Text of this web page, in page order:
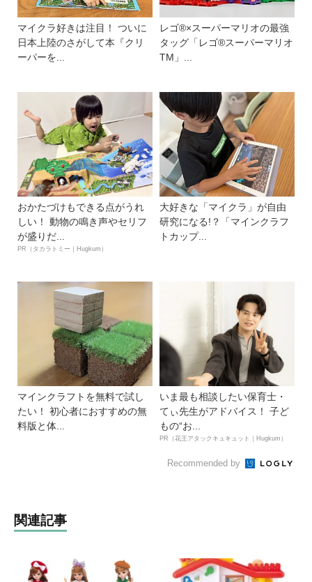
マイクラ好きは注目！ ついに
日本上陸のさがして本『クリ
ーパーを...
レゴ®×スーパーマリオの最強
タッグ「レゴ®スーパーマリオ
TM」...
おかたづけもできる点がうれ
しい！ 動物の鳴き声やセリフ
が盛りだ...
PR（タカラトミー｜Hugkum）
大好きな「マイクラ」が自由
研究になる!？「マインクラフ
トカップ...
マインクラフトを無料で試し
たい！ 初心者におすすめの無
料版と体...
いま最も相談したい保育士・
てぃ先生がアドバイス！ 子ど
もの“お...
PR（花王アタックキュキュット｜Hugkum）
Recommended by
関連記事